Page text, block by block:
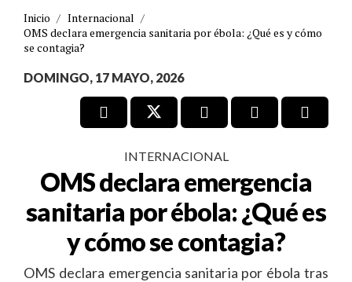
Inicio / Internacional /
OMS declara emergencia sanitaria por ébola: ¿Qué es y cómo
se contagia?
DOMINGO, 17 MAYO, 2026
INTERNACIONAL
OMS declara emergencia
sanitaria por ébola: ¿Qué es
y cómo se contagia?
OMS declara emergencia sanitaria por ébola tras